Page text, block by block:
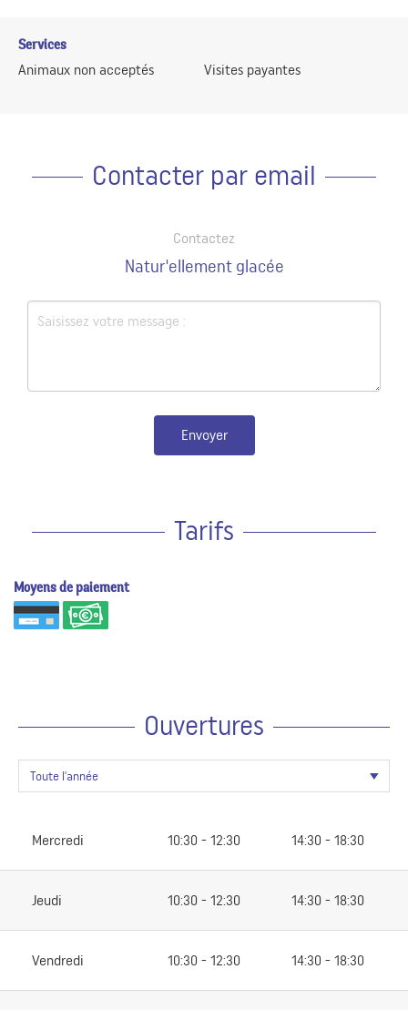
Services
Animaux non acceptés Visites payantes
Contacter par email
Contactez
Natur'ellement glacée
Envoyer
Tarifs
Moyens de paiement
Ouvertures
Mercredi 10:30 - 12:30 14:30 - 18:30
Jeudi 10:30 - 12:30 14:30 - 18:30
Vendredi 10:30 - 12:30 14:30 - 18:30